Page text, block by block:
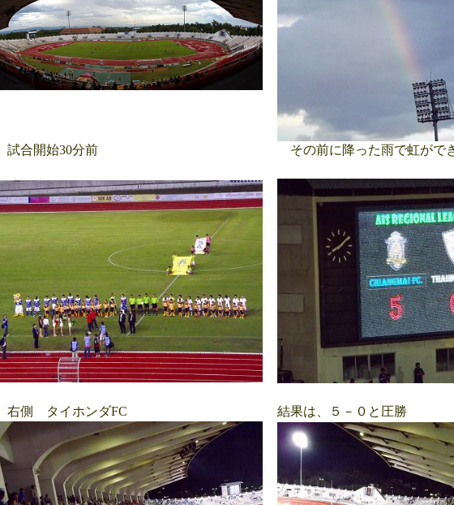
試合開始30分前 その前に降った雨で虹がで
右側 タイホンダFC 結果は、５－０と圧勝